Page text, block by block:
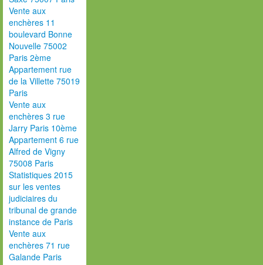
Vente aux
enchères 11
boulevard Bonne
Nouvelle 75002
Paris 2ème
Appartement rue
de la Villette 75019
Paris
Vente aux
enchères 3 rue
Jarry Paris 10ème
Appartement 6 rue
Alfred de Vigny
75008 Paris
Statistiques 2015
sur les ventes
judiciaires du
tribunal de grande
instance de Paris
Vente aux
enchères 71 rue
Galande Paris